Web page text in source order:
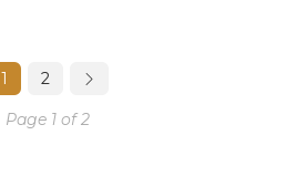
1 2
Page 1 of 2